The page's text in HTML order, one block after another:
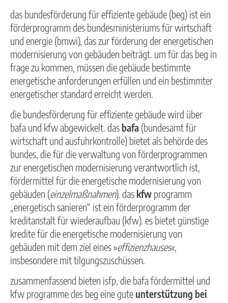
das bundesförderung für effiziente gebäude (beg) ist ein
förderprogramm des bundesministeriums für wirtschaft
und energie (bmwi), das zur förderung der energetischen
modernisierung von gebäuden beiträgt. um für das beg in
frage zu kommen, müssen die gebäude bestimmte
energetische anforderungen erfüllen und ein bestimmter
energetischer standard erreicht werden.
die bundesförderung für effiziente gebäude wird über
bafa und kfw abgewickelt. das bafa (bundesamt für
wirtschaft und ausfuhrkontrolle) bietet als behörde des
bundes, die für die verwaltung von förderprogrammen
zur energetischen modernisierung verantwortlich ist,
fördermittel für die energetische modernisierung von
gebäuden (einzelmaßnahmen). das kfw programm
„energetisch sanieren“ ist ein förderprogramm der
kreditanstalt für wiederaufbau (kfw). es bietet günstige
kredite für die energetische modernisierung von
gebäuden mit dem ziel eines »effizienzhauses«,
insbesondere mit tilgungszuschüssen.
zusammenfassend bieten isfp, die bafa fördermittel und
kfw programme des beg eine gute unterstützung bei